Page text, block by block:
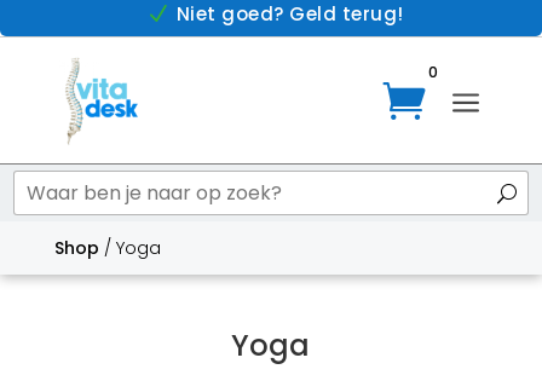
N Niet goed? Geld terug!

0
a
Shop / Yoga
Yoga